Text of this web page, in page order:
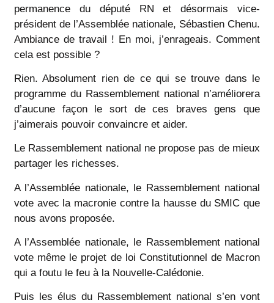
permanence du député RN et désormais vice-
président de l’Assemblée nationale, Sébastien Chenu.
Ambiance de travail ! En moi, j’enrageais. Comment
cela est possible ?
Rien. Absolument rien de ce qui se trouve dans le
programme du Rassemblement national n’améliorera
d’aucune façon le sort de ces braves gens que
j’aimerais pouvoir convaincre et aider.
Le Rassemblement national ne propose pas de mieux
partager les richesses.
A l’Assemblée nationale, le Rassemblement national
vote avec la macronie contre la hausse du SMIC que
nous avons proposée.
A l’Assemblée nationale, le Rassemblement national
vote même le projet de loi Constitutionnel de Macron
qui a foutu le feu à la Nouvelle-Calédonie.
Puis les élus du Rassemblement national s’en vont